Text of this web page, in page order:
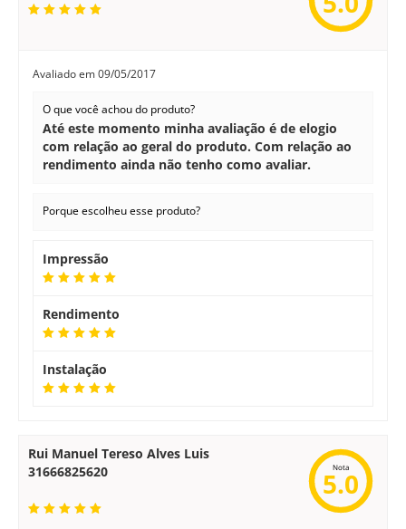
Avaliado em09/05/2017
O que você achou do produto?
Até este momento minha avaliação é de elogio
com relação ao geral do produto. Com relação ao
rendimento ainda não tenho como avaliar.
Porque escolheu esse produto?
Impressão
Rendimento
Instalação
Rui Manuel Tereso Alves Luis
31666825620
Nota
5.0